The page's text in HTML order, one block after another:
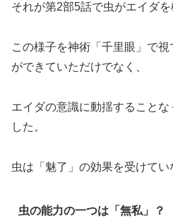
それが第2部5話で虫がエイダ
この様子を神術「千里眼」で
ができていただけでなく、
エイダの意識に動揺すること
した。
虫は「魅了」の効果を受けてい
虫の能力の一つは「無私」？